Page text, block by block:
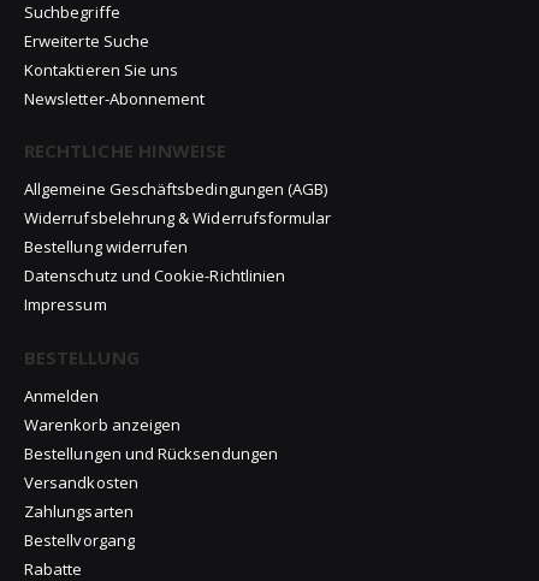
Suchbegriffe
Erweiterte Suche
Kontaktieren Sie uns
Newsletter-Abonnement
RECHTLICHE HINWEISE
Allgemeine Geschäftsbedingungen (AGB)
Widerrufsbelehrung & Widerrufsformular
Bestellung widerrufen
Datenschutz und Cookie-Richtlinien
Impressum
BESTELLUNG
Anmelden
Warenkorb anzeigen
Bestellungen und Rücksendungen
Versandkosten
Zahlungsarten
Bestellvorgang
Rabatte